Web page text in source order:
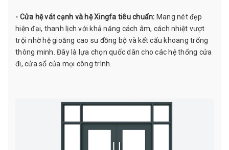
- Cửa hệ vát cạnh và hệ Xingfa tiêu chuẩn: Mang nét đẹp
hiện đại, thanh lịch với khả năng cách âm, cách nhiệt vượt
trội nhờ hệ gioăng cao su đồng bộ và kết cấu khoang trống
thông minh. Đây là lựa chọn quốc dân cho các hệ thống cửa
đi, cửa sổ của mọi công trình.